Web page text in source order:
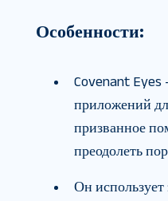
Особенности:
Covenant Eyes
приложений
призванное
преодолеть
Он использует